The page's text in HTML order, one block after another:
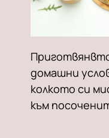
домашни
колкото си
към